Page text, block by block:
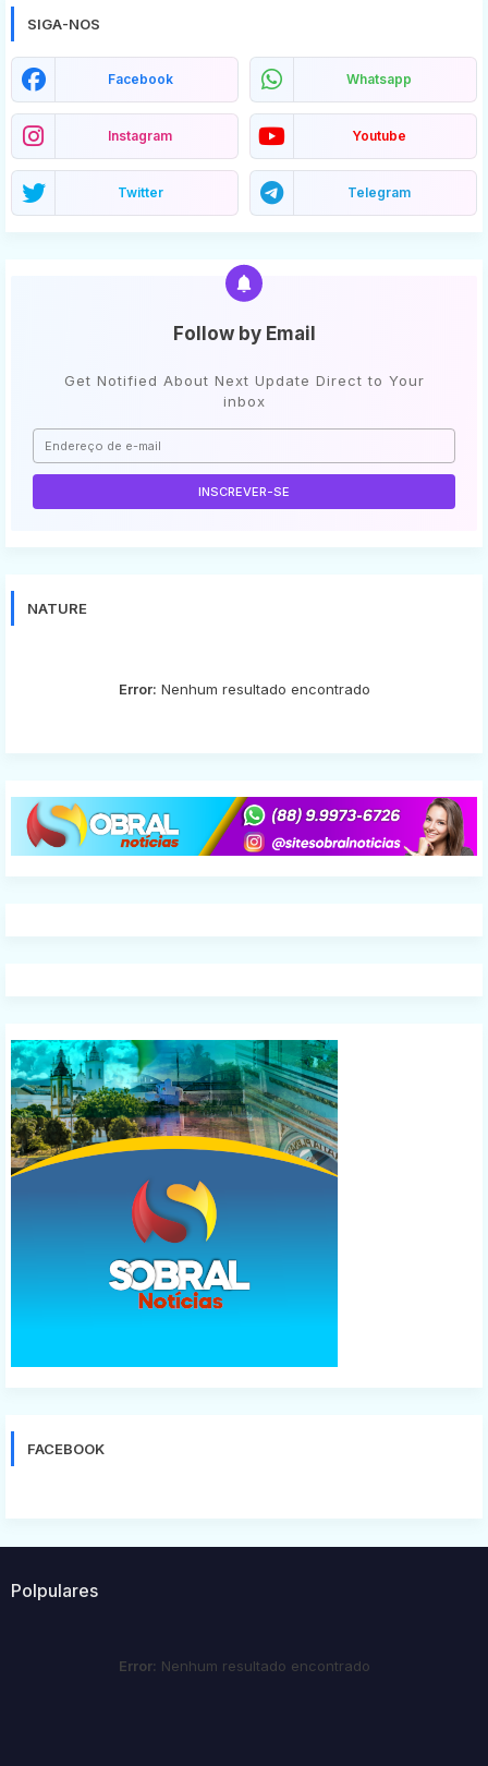
SIGA-NOS
Facebook Whatsapp
Instagram Youtube
Twitter Telegram
Follow by Email
Get Notified About Next Update Direct to Your
inbox
NATURE
Error: Nenhum resultado encontrado
FACEBOOK
Polpulares
Error: Nenhum resultado encontrado